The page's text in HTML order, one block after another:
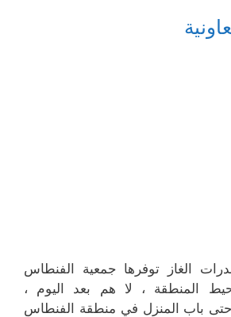
الغاز توفرها جمعية الفنطاس
المنطقة ، لا هم بعد اليوم ،
حتى باب المنزل في منطقة الفنطاس